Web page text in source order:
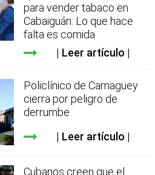
para vender tabaco en
Cabaiguán: Lo que hace
falta es comida
Leer artículo
Policlínico de Camagüey
cierra por peligro de
derrumbe
Leer artículo
Cubanos creen que el